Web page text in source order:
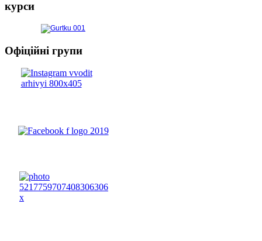
курси
Офіційні групи